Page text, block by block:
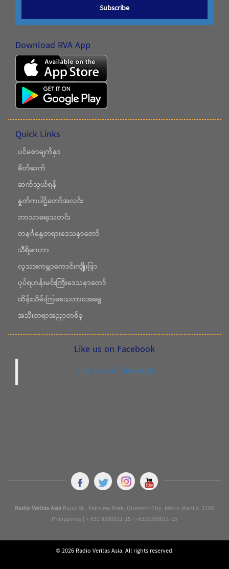
Subscribe
Download RVA App
Quick Links
ပင်မစာမျက်နှာ
မိတ်ဆက်
ဆက်သွယ်ရန်
နှုတ်ကပါဌ်တော်အလင်း
ဘာသာရေးသတင်း
တနင်္ဂနွေတရားဒေသနာတော်
သီရိဂေဟာ
လူသားကမ္ဘာကောင်းကျိုးဖြာ
ပုပ်ရဟန်းမင်းကြီးဒေသနာတော်
ထိန်းသိမ်းကြစေသဘာဝအမွေ
အသီးတရာအညှာတစ်ခု
Like us on Facebook
Like us on Facebook
Radio Veritas AsiaBuick St., Fairview Park, Queszon City, Metro Manila. 1106
Philippines | + 632 9390011-15 | +6329390011-15
© 2026 Radio Veritas Asia. All rights reserved.